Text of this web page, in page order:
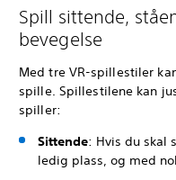
Spill sittende,
bevegelse
Med tre VR-spillestiler
spille. Spillestilene kan
spiller:
Sittende: Hvis du skal
ledig plass, og med